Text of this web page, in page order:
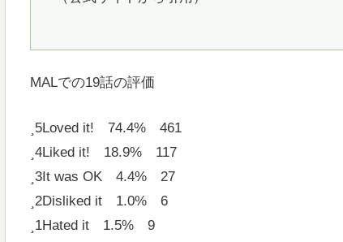
MALでの19話の評価
5Loved it! 74.4% 461
4Liked it! 18.9% 117
3It was OK 4.4% 27
2Disliked it 1.0% 6
1Hated it 1.5% 9